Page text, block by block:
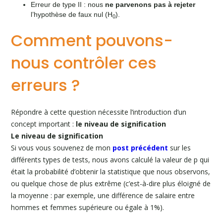
Erreur de type II : nous ne parvenons pas à rejeter
l’hypothèse de faux nul (H0).
Comment pouvons-
nous contrôler ces
erreurs ?
Répondre à cette question nécessite l’introduction d’un
concept important : le niveau de signification
Le niveau de signification
Si vous vous souvenez de mon post précédent sur les
différents types de tests, nous avons calculé la valeur de p qui
était la probabilité d’obtenir la statistique que nous observons,
ou quelque chose de plus extrême (c’est-à-dire plus éloigné de
la moyenne : par exemple, une différence de salaire entre
hommes et femmes supérieure ou égale à 1%).